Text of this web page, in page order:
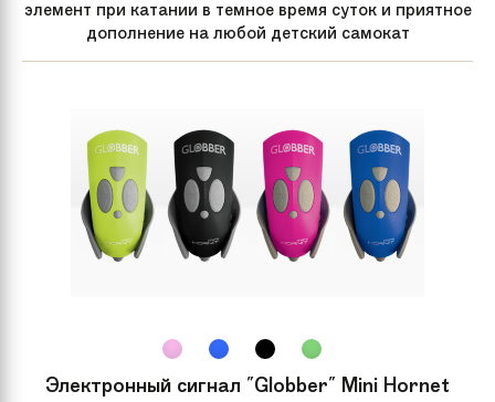
элемент при катании в темное время суток и приятное
дополнение на любой детский самокат
Электронный сигнал "Globber" Mini Hornet